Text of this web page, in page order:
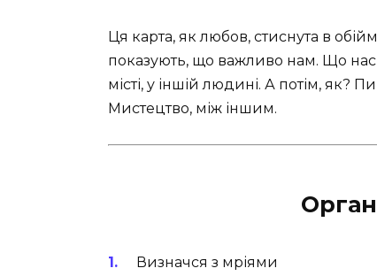
Ця карта, як любов, стиснута в
показують, що важливо нам. Що
місті, у іншій людині. А потім, як?
Мистецтво, між іншим.
Визначся з мріями